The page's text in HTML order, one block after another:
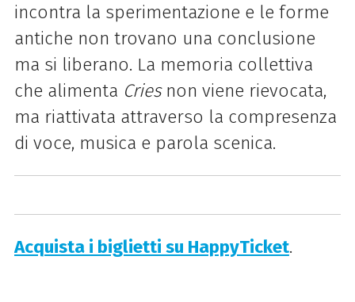
incontra la sperimentazione e le forme
antiche non trovano una conclusione
ma si liberano. La memoria collettiva
che alimenta Criesnon viene rievocata,
ma riattivata attraverso la compresenza
di voce, musica e parola scenica.
Acquista i biglietti su HappyTicket.